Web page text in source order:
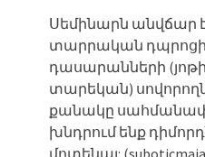
Սեմինարն անվճար
տարրական
դասարանների
տարեկան)
քանակը
խնդրում ենք